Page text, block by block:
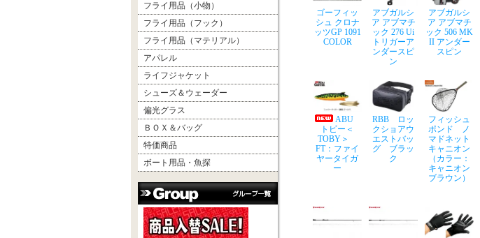
フライ用品（小物）
フライ用品（フック）
フライ用品（マテリアル）
アパレル
ライフジャケット
シューズ＆ウェーダー
偏光グラス
ＢＯＸ＆バッグ
特価商品
ボート用品・魚探
ゴーフィッ
シュ クロナ
ッツGP 1091
COLOR
アブガルシ
ア アブマチ
ック 276 Ui
トリガーア
ンダースピ
ン
アブガルシ
ア アブマチ
ック 506 MK
II アンダー
スピン
ABU
トビー＜
TOBY＞
FT：ファイ
ヤータイガ
ー
RBB ロッ
クショアウ
エストバッ
グ ブラッ
ク
フィッシュ
ポンド ノ
マドネット
キャニオン
（カラー：
キャニオン
ブラウン）